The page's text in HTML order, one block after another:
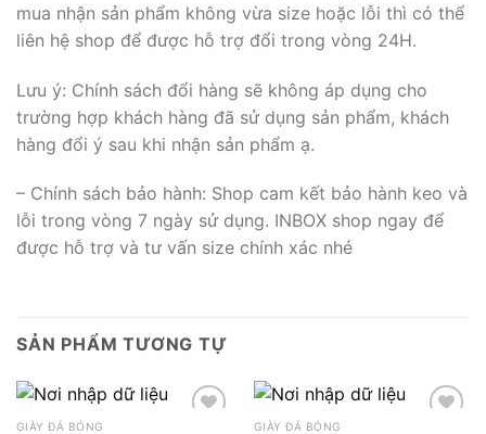
mua nhận sản phẩm không vừa size hoặc lỗi thì có thể
liên hệ shop để được hỗ trợ đổi trong vòng 24H.
Lưu ý: Chính sách đổi hàng sẽ không áp dụng cho
trường hợp khách hàng đã sử dụng sản phẩm, khách
hàng đổi ý sau khi nhận sản phẩm ạ.
– Chính sách bảo hành: Shop cam kết bảo hành keo và
lỗi trong vòng 7 ngày sử dụng. INBOX shop ngay để
được hỗ trợ và tư vấn size chính xác nhé
SẢN PHẨM TƯƠNG TỰ
GIÀY ĐÁ BÓNG GIÀY ĐÁ BÓNG